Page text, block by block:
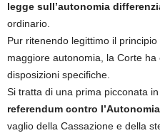
legge sull’autonomia
ordinario.
Pur ritenendo legittimo il
maggiore autonomia, la Corte
disposizioni specifiche.
Si tratta di una prima picconata
referendum contro
vaglio della Cassazione e della